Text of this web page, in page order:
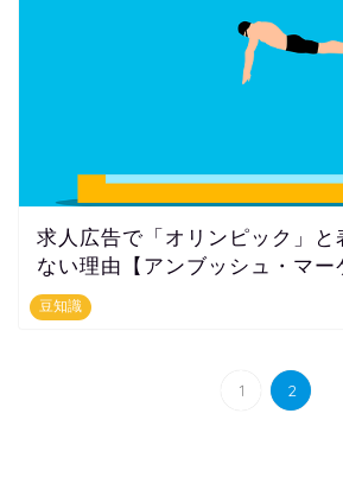
豆知識
求人広告で「オリンピック」と
ない理由【アンブッシュ・マー
1 2